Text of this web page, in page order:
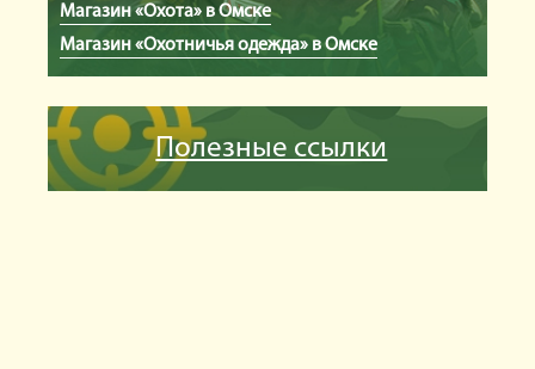
Магазин «Охота» в Омске
Магазин «Охотничья одежда» в Омске
Полезные ссылки